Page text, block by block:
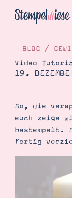
Katalog
BLOG /
Video
19.
So, wie
euch zeige
bestempelt.
fertig